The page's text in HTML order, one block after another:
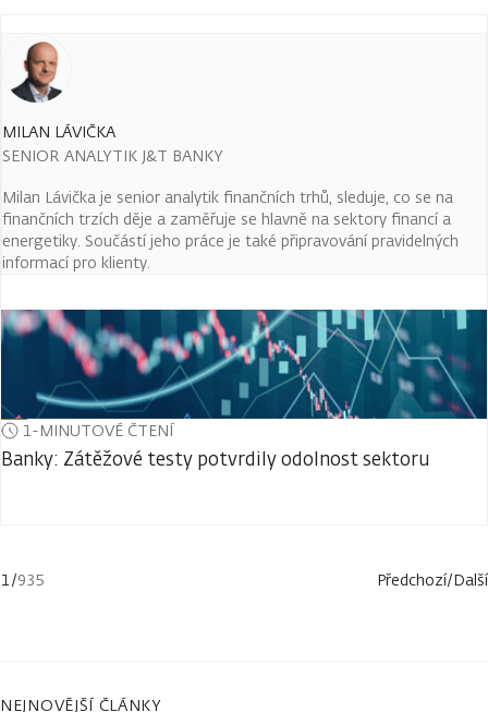
MILAN LÁVIČKA
SENIOR ANALYTIK J&T BANKY
Milan Lávička je senior analytik finančních trhů, sleduje, co se na
finančních trzích děje a zaměřuje se hlavně na sektory financí a
energetiky. Součástí jeho práce je také připravování pravidelných
informací pro klienty.
1-MINUTOVÉ ČTENÍ
Banky: Zátěžové testy potvrdily odolnost sektoru
1/935 Předchozí/Další
NEJNOVĚJŠÍ ČLÁNKY